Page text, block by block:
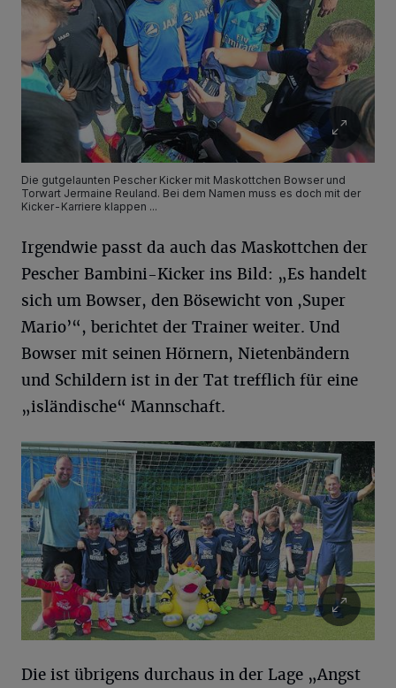
Die gutgelaunten Pescher Kicker mit Maskottchen Bowser und
Torwart Jermaine Reuland. Bei dem Namen muss es doch mit der
Kicker-Karriere klappen ...
Irgendwie passt da auch das Maskottchen der
Pescher Bambini-Kicker ins Bild: „Es handelt
sich um Bowser, den Bösewicht von ,Super
Mario’“, berichtet der Trainer weiter. Und
Bowser mit seinen Hörnern, Nietenbändern
und Schildern ist in der Tat trefflich für eine
„isländische“ Mannschaft.
Die ist übrigens durchaus in der Lage „Angst